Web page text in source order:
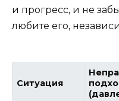
и прогресс, и не
любите его,
Ситуация